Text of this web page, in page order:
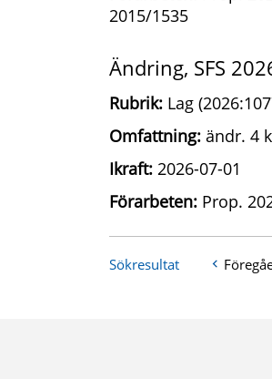
2015/1535
Ändring, SFS
Rubrik: Lag
Omfattning: ändr. 4
Ikraft: 2026-07-01
Förarbeten: Prop.
Sökresultat